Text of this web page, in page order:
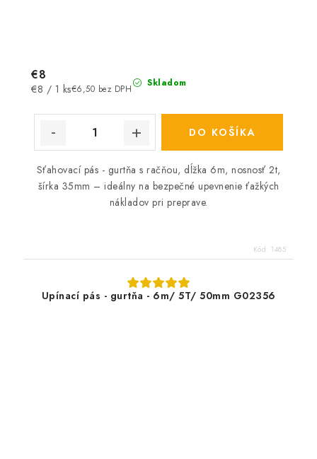
Skladom
€6,50 bez DPH
€8
Jednotková
€8 / 1 ks
DO KOŠÍKA
Sťahovací pás - gurtňa s račňou, dĺžka 6m, nosnosť 2t,
šírka 35mm – ideálny na bezpečné upevnenie ťažkých
nákladov pri preprave.
Kód: 1485
Upínací pás - gurtňa - 6m/ 5T/ 50mm G02356